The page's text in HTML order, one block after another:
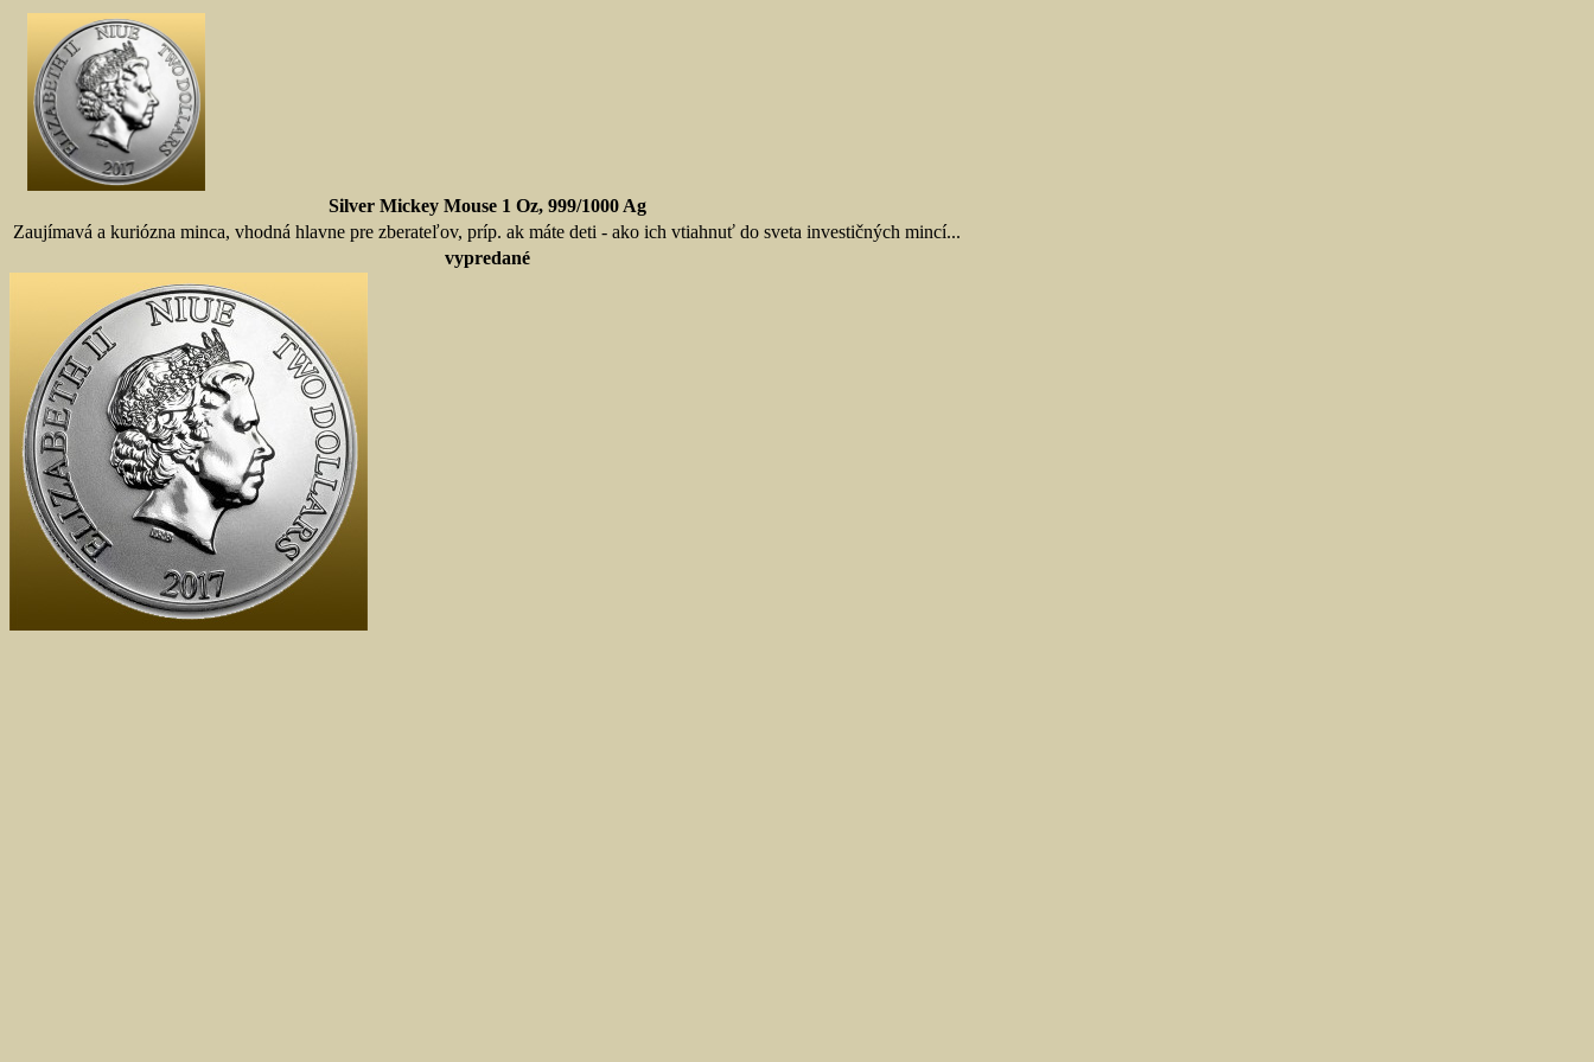
Silver Mickey Mouse 1 Oz, 999/1000 Ag
Zaujímavá a kuriózna minca, vhodná hlavne pre zberateľov, príp. ak máte deti - ako ich vtiahnuť do sveta investičných mincí...
vypredané